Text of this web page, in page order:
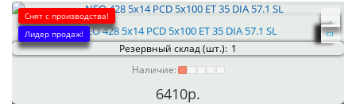
Снят с производства!
Лидер продаж!NEO 428 5x14 PCD 5x100 ET 35 DIA 57.1 SL
Резервный склад (шт.): 1
Наличие:
6410р.